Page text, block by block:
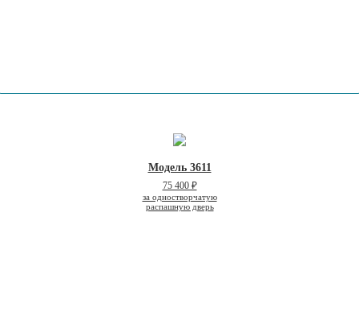
Модель 3611
75 400 ₽
за одностворчатую
распашную дверь